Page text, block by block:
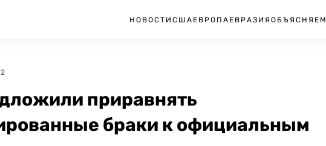
НОВОСТИ США ЕВРОПА ЕВРАЗИЯ ОБЪЯСНЯЕМ
приравнять
браки к официальным